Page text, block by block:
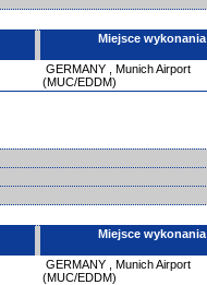
Miejsce wykonania
GERMANY
Munich Airport
(MUC/EDDM)
Miejsce wykonania
GERMANY
Munich Airport
(MUC/EDDM)